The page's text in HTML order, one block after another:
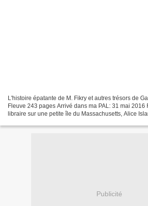
L'histoire épatante de M. Fikry et autres trésors de
Fleuve 243 pages Arrivé dans ma PAL: 31 mai 2016
libraire sur une petite île du Massachusetts, Alice
Publicité